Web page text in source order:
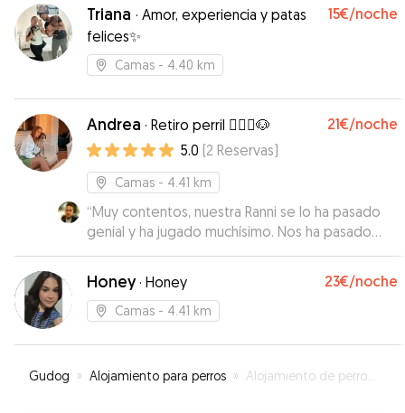
Triana · Amor, experiencia y patas
felices✨
15€/noche
Camas - 4.40 km
Andrea · Retiro perril 🧘🏼‍♀️🐶 21€/noche
5.0 (2 Reservas)
Camas - 4.41 km
“Muy contentos, nuestra Ranni se lo ha pasado
genial y ha jugado muchísimo. Nos ha pasado
fotos y videos de como jugaba. Además nos ha
mantenido informados en todo momento. Un
10/10, totalmente recomendable.
Honey· Honey 23€/noche
Camas - 4.41 km
Gudog » Alojamiento para perros » Alojamiento de perros en Gines